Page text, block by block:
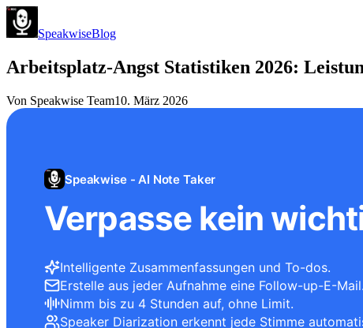
SpeakwiseBlog
Arbeitsplatz-Angst Statistiken 2026:
Von Speakwise Team10. März 2026
Speakwise - AI Note Taker
Verpasse kein
Intelligente Zusammenfassungen und To-dos.
Erstelle aus jeder Aufnahme eine Follow-up-E-Mail.
Nimm bis zu 4 Stunden auf, ohne Limit.
Speaker Diarization erkennt jede Stimme